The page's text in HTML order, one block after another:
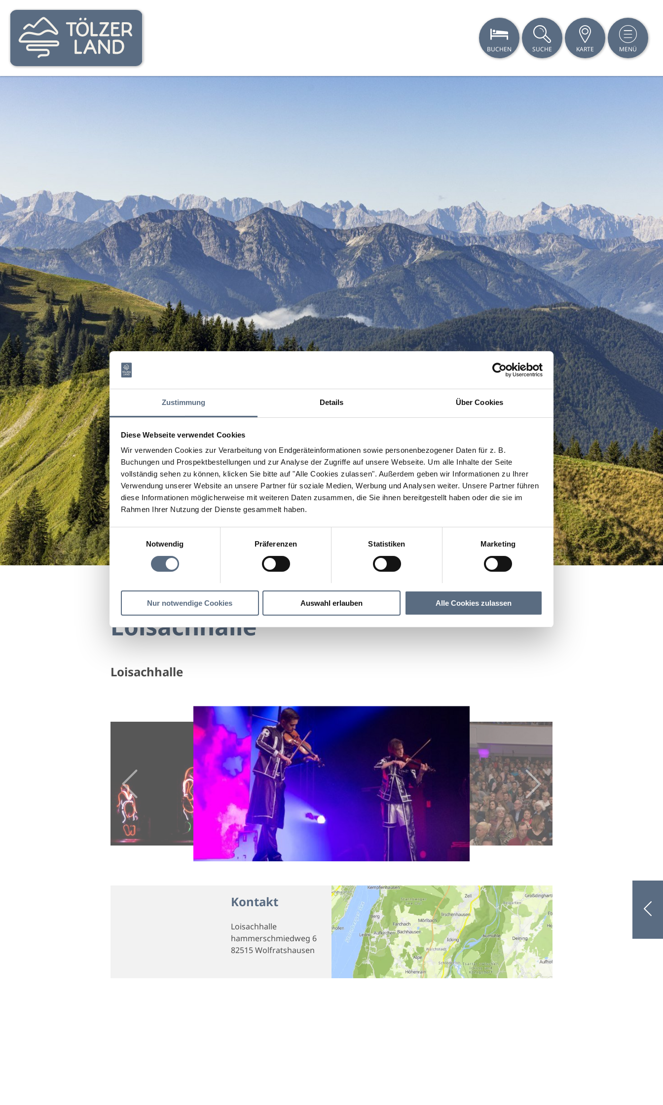
Zustimmung Details Über Cookies
Diese Webseite verwendet Cookies
Wir verwenden Cookies zur Verarbeitung von Endgeräteinformationen sowie personenbezogener Daten für z. B.
Buchungen und Prospektbestellungen und zur Analyse der Zugriffe auf unsere Webseite. Um alle Inhalte der Seite
vollständig sehen zu können, klicken Sie bitte auf "Alle Cookies zulassen". Außerdem geben wir Informationen zu Ihrer
Verwendung unserer Website an unsere Partner für soziale Medien, Werbung und Analysen weiter. Unsere Partner führen
diese Informationen möglicherweise mit weiteren Daten zusammen, die Sie ihnen bereitgestellt haben oder die sie im
Rahmen Ihrer Nutzung der Dienste gesammelt haben.
Einwilligungsauswahl
Notwendig
Präferenzen Statistiken Marketing
Nur notwendige Cookies Auswahl erlauben Alle Cookies zulassen
BUCHEN SUCHE KARTE MENÜ
Loisachhalle
Loisachhalle
Kontakt
Loisachhalle
hammerschmiedweg 6
82515 Wolfratshausen